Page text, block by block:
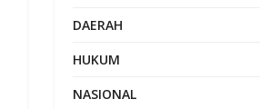
DAERAH
HUKUM
NASIONAL